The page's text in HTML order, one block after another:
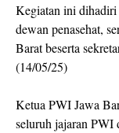
Kegiatan ini dihadiri
dewan penasehat,
Barat beserta
(14/05/25)
Ketua PWI Jawa
seluruh jajaran PWI